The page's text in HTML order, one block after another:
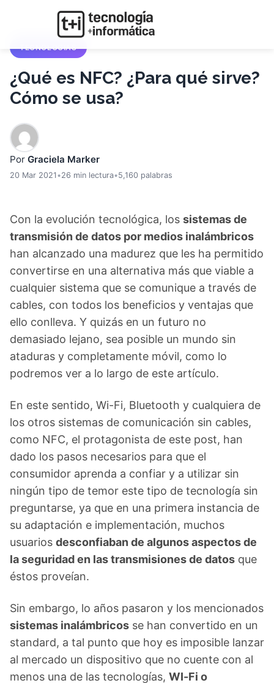
TECNOLOGIAS
¿Qué es NFC? ¿Para qué sirve?
Cómo se usa?
Por Graciela Marker
20 Mar 2021 •26 min lectura•5,160 palabras
Con la evolución tecnológica, los sistemas de
transmisión de datos por medios inalámbricos
han alcanzado una madurez que les ha permitido
convertirse en una alternativa más que viable a
cualquier sistema que se comunique a través de
cables, con todos los beneficios y ventajas que
ello conlleva. Y quizás en un futuro no
demasiado lejano, sea posible un mundo sin
ataduras y completamente móvil, como lo
podremos ver a lo largo de este artículo.
En este sentido, Wi-Fi, Bluetooth y cualquiera de
los otros sistemas de comunicación sin cables,
como NFC, el protagonista de este post, han
dado los pasos necesarios para que el
consumidor aprenda a confiar y a utilizar sin
ningún tipo de temor este tipo de tecnología sin
preguntarse, ya que en una primera instancia de
su adaptación e implementación, muchos
usuarios desconfiaban de algunos aspectos de
la seguridad en las transmisiones de datos que
éstos proveían.
Sin embargo, lo años pasaron y los mencionados
sistemas inalámbricos se han convertido en un
standard, a tal punto que hoy es imposible lanzar
al mercado un dispositivo que no cuente con al
menos una de las tecnologías, WI-Fi o